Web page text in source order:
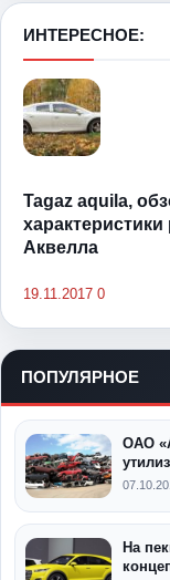
ИНТЕРЕСНОЕ:
Tagaz aquila,
характеристики
Аквелла
19.11.2017 0
ПОПУЛЯРНОЕ
ОАО
На